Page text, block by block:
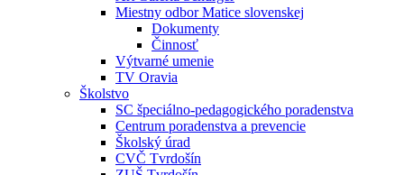
Miestny odbor Matice slovenskej
Dokumenty
Činnosť
Výtvarné umenie
TV Oravia
Školstvo
SC špeciálno-pedagogického poradenstva
Centrum poradenstva a prevencie
Školský úrad
CVČ Tvrdošín